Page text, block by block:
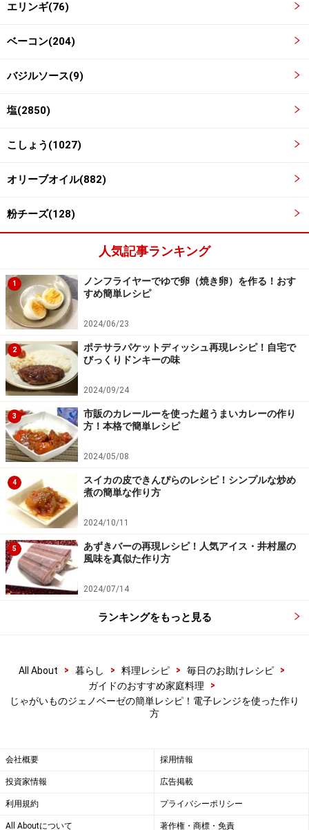
ベーコンとエリンギを向こう側に押し寄せ、あいた場所
にオリーブ油を足してじゃがいもを焼き、軽く塩こしょ
うする。
5
バジルソースを加える
じゃがいもの裏表をカリッと焼いたら火を止め、バジル
ソースを加えてからめる。
エリンギ(76)
ベーコン(204)
バジルソース(9)
塩(2850)
こしょう(1027)
オリーブオイル(882)
粉チーズ(128)
人気記事ランキング
1
ノンフライヤーでゆで卵（焼き卵）を作る！おす
すめ簡単レシピ
2024/06/23
2
ポテサラパケットディッシュ再現レシピ！自宅で
びっくりドンキーの味
2024/09/24
3
市販のカレールーを使った超うまいカレーの作り
方！本格で簡単レシピ
2024/05/08
4
スイカの皮できんぴらのレシピ！シンプルな炒め
煮の簡単な作り方
2024/10/11
5
あずきバーの再現レシピ！人気アイス・井村屋の
風味を真似た作り方
2024/07/14
ランキングをもっと見る
All About > 暮らし > 料理レシピ > 毎日のお助けレシピ
>
ガイドのおすすめ家庭料理
>
じゃがいものジェノベーゼの簡単レシピ！電子レンジを使った作り
方
会社概要 採用情報
投資家情報 広告掲載
利用規約 プライバシーポリシー
All Aboutについて 著作権・商標・免責